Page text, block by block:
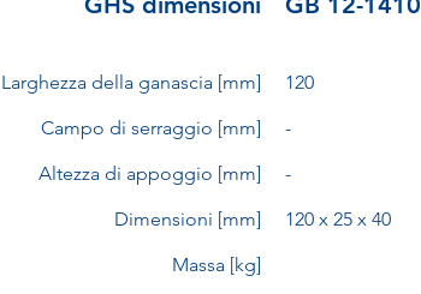
Larghezza della ganascia [mm]
Campo di serraggio [mm]
Altezza di appoggio [mm]
Dimensioni [mm]
Massa [kg]
120
-
-
120 x 25 x 40